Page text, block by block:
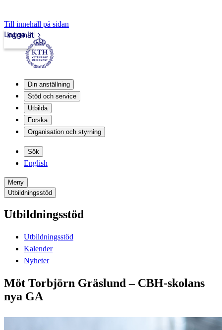
Till innehåll på sidan
Intranät
Logga in
Din anställning
Stöd och service
Utbilda
Forska
Organisation och styrning
Sök
English
Meny
Utbildningsstöd
Utbildningsstöd
Utbildningsstöd
Kalender
Nyheter
Möt Torbjörn Gräslund – CBH-skolans
nya GA